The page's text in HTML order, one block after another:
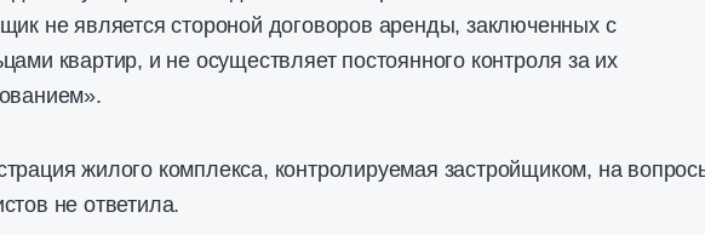
не является стороной договоров аренды, заключенных с
квартир, и не осуществляет постоянного контроля за их
жилого комплекса, контролируемая застройщиком, на
не ответила.